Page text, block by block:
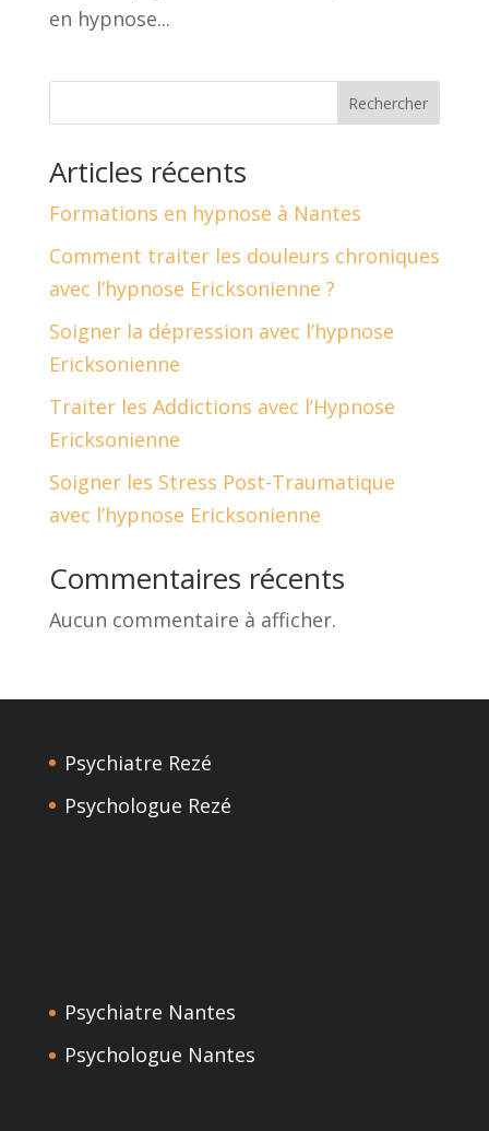
en hypnose...
Rechercher
Articles récents
Formations en hypnose à Nantes
Comment traiter les douleurs chroniques
avec l’hypnose Ericksonienne ?
Soigner la dépression avec l’hypnose
Ericksonienne
Traiter les Addictions avec l’Hypnose
Ericksonienne
Soigner les Stress Post-Traumatique
avec l’hypnose Ericksonienne
Commentaires récents
Aucun commentaire à afficher.
Psychiatre Rezé
Psychologue Rezé
Psychiatre Nantes
Psychologue Nantes